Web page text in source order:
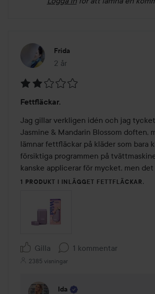
Frida
2 år
Inlägget skapades 2 år
2
av
5
Fettfläckar.
Jag gillar verkligen idén och jag
Jasmine & Mandarin Blossom doften,
lämnar fettfläckar på kläder som bara
försiktiga programmen på
kanske applicerar för mycket, men
1 PRODUKT I INLÄGGET FETTFLÄCKAR.
Gilla 1 kommentar
2385 visningar
Ida